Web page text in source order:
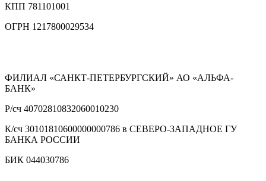
КПП 781101001
ОГРН 1217800029534
ФИЛИАЛ «САНКТ-ПЕТЕРБУРГСКИЙ» АО «АЛЬФА-
БАНК»
Р/сч 40702810832060010230
К/сч 30101810600000000786 в СЕВЕРО-ЗАПАДНОЕ ГУ
БАНКА РОССИИ
БИК 044030786